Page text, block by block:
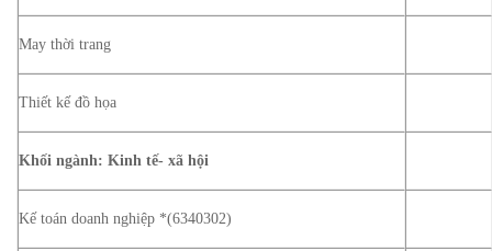
May thời trang
Thiết kế đồ họa
Khối ngành: Kinh tế- xã hội
Kế toán doanh nghiệp *(6340302)